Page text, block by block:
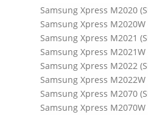
Samsung Xpress M2020
Samsung Xpress M2020W
Samsung Xpress M2021
Samsung Xpress M2021W
Samsung Xpress M2022
Samsung Xpress M2022W
Samsung Xpress M2070
Samsung Xpress M2070W